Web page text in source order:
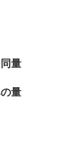
量
量